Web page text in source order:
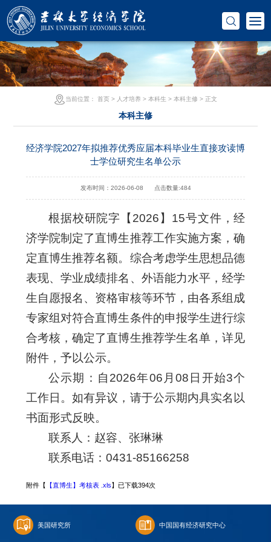
当前位置： 首页> 人才培养> 本科生 > 本科主修> 正文
本科主修
经济学院2027年拟推荐优秀应届本科毕业生直接攻读博
士学位研究生名单公示
发布时间：2026-06-08 点击数量:484
根据校研院字【2026】15号文件，经
济学院制定了直博生推荐工作实施方案，确
定直博生推荐名额。综合考虑学生思想品德
表现、学业成绩排名、外语能力水平，经学
生自愿报名、资格审核等环节，由各系组成
专家组对符合直博生条件的申报学生进行综
合考核，确定了直博生推荐学生名单，详见
附件，予以公示。
公示期：自2026年06月08日开始3个
工作日。如有异议，请于公示期内具实名以
书面形式反映。
联系人：赵容、张琳琳
联系电话：0431-85166258
附件【 【直博生】考核表 .xls】已下载394次
美国研究所 中国国有经济研究中心